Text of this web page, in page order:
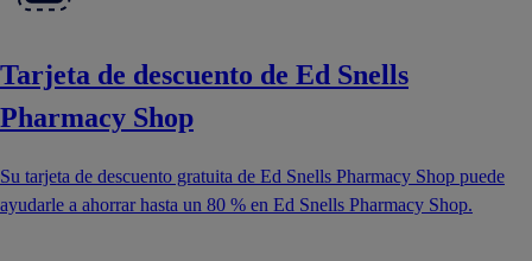
Tarjeta de descuento de Ed Snells
Pharmacy Shop
Su tarjeta de descuento gratuita de Ed Snells Pharmacy Shop puede
ayudarle a ahorrar hasta un 80 % en Ed Snells Pharmacy Shop.